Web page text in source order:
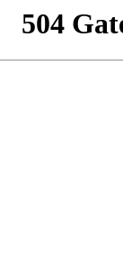
504